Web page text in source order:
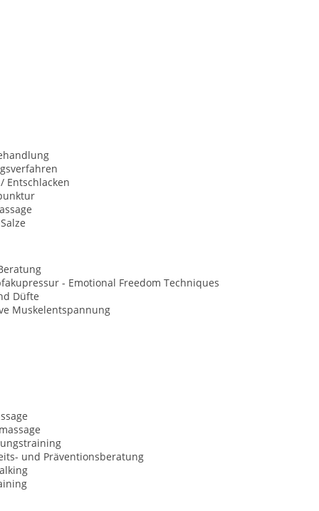
Entschlacken
- Emotional Freedom Techniques
Düfte
Muskelentspannung
und Präventionsberatung